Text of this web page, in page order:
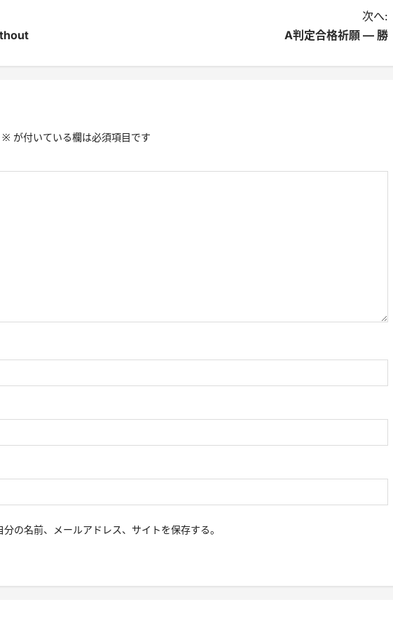
次へ:
A判定合格祈願 ― 勝
※ が付いている欄は必須項目です
の名前、メールアドレス、サイトを保存する。